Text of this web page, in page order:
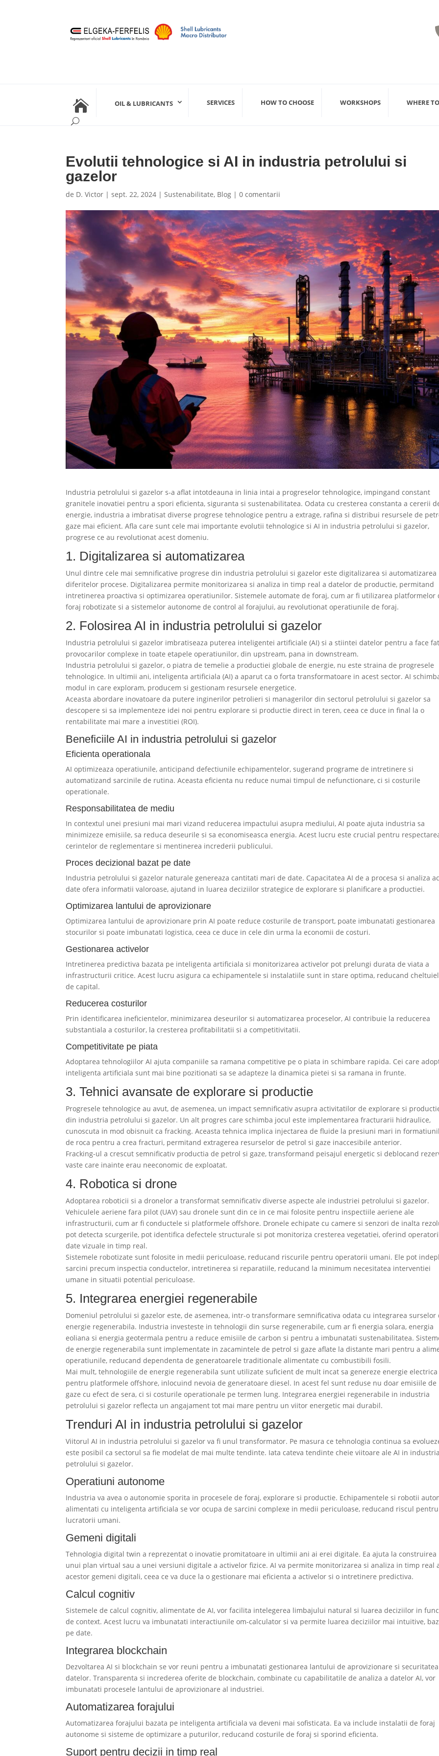
 OIL & LUBRICANTS SERVICES HOW TO CHOOSE WORKSHOPS WHERE
Evolutii tehnologice si AI in industria petrolului si
gazelor
de D. Victor |sept. 22, 2024 |Sustenabilitate, Blog |0 comentarii
Industria petrolului si gazelor s-a aflat intotdeauna in linia intai a progreselor tehnologice, impingand constant
granitele inovatiei pentru a spori eficienta, siguranta si sustenabilitatea. Odata cu cresterea constanta a cererii
energie, industria a imbratisat diverse progrese tehnologice pentru a extrage, rafina si distribui resursele de
gaze mai eficient. Afla care sunt cele mai importante evolutii tehnologice si AI in industria petrolului si gazelor,
progrese ce au revolutionat acest domeniu.
1. Digitalizarea si automatizarea
Unul dintre cele mai semnificative progrese din industria petrolului si gazelor este digitalizarea si automatizarea
diferitelor procese. Digitalizarea permite monitorizarea si analiza in timp real a datelor de productie, permitand
intretinerea proactiva si optimizarea operatiunilor. Sistemele automate de foraj, cum ar fi utilizarea platformelor
foraj robotizate si a sistemelor autonome de control al forajului, au revolutionat operatiunile de foraj.
2. Folosirea AI in industria petrolului si gazelor
Industria petrolului si gazelor imbratiseaza puterea inteligentei artificiale (AI) si a stiintei datelor pentru a face
provocarilor complexe in toate etapele operatiunilor, din upstream, pana in downstream.
Industria petrolului si gazelor, o piatra de temelie a productiei globale de energie, nu este straina de progresele
tehnologice. In ultimii ani, inteligenta artificiala (AI) a aparut ca o forta transformatoare in acest sector. AI
modul in care exploram, producem si gestionam resursele energetice.
Aceasta abordare inovatoare da putere inginerilor petrolieri si managerilor din sectorul petrolului si gazelor sa
descopere si sa implementeze idei noi pentru explorare si productie direct in teren, ceea ce duce in final la o
rentabilitate mai mare a investitiei (ROI).
Beneficiile AI in industria petrolului si gazelor
Eficienta operationala
AI optimizeaza operatiunile, anticipand defectiunile echipamentelor, sugerand programe de intretinere si
automatizand sarcinile de rutina. Aceasta eficienta nu reduce numai timpul de nefunctionare, ci si costurile
operationale.
Responsabilitatea de mediu
In contextul unei presiuni mai mari vizand reducerea impactului asupra mediului, AI poate ajuta industria sa
minimizeze emisiile, sa reduca deseurile si sa economiseasca energia. Acest lucru este crucial pentru
cerintelor de reglementare si mentinerea increderii publicului.
Proces decizional bazat pe date
Industria petrolului si gazelor naturale genereaza cantitati mari de date. Capacitatea AI de a procesa si analiza
date ofera informatii valoroase, ajutand in luarea deciziilor strategice de explorare si planificare a productiei.
Optimizarea lantului de aprovizionare
Optimizarea lantului de aprovizionare prin AI poate reduce costurile de transport, poate imbunatati gestionarea
stocurilor si poate imbunatati logistica, ceea ce duce in cele din urma la economii de costuri.
Gestionarea activelor
Intretinerea predictiva bazata pe inteligenta artificiala si monitorizarea activelor pot prelungi durata de viata a
infrastructurii critice. Acest lucru asigura ca echipamentele si instalatiile sunt in stare optima, reducand
de capital.
Reducerea costurilor
Prin identificarea ineficientelor, minimizarea deseurilor si automatizarea proceselor, AI contribuie la reducerea
substantiala a costurilor, la cresterea profitabilitatii si a competitivitatii.
Competitivitate pe piata
Adoptarea tehnologiilor AI ajuta companiile sa ramana competitive pe o piata in schimbare rapida. Cei care
inteligenta artificiala sunt mai bine pozitionati sa se adapteze la dinamica pietei si sa ramana in frunte.
3. Tehnici avansate de explorare si productie
Progresele tehnologice au avut, de asemenea, un impact semnificativ asupra activitatilor de explorare si
din industria petrolului si gazelor. Un alt progres care schimba jocul este implementarea fracturarii hidraulice,
cunoscuta in mod obisnuit ca fracking. Aceasta tehnica implica injectarea de fluide la presiuni mari in
de roca pentru a crea fracturi, permitand extragerea resurselor de petrol si gaze inaccesibile anterior.
Fracking-ul a crescut semnificativ productia de petrol si gaze, transformand peisajul energetic si deblocand
vaste care inainte erau neeconomic de exploatat.
4. Robotica si drone
Adoptarea roboticii si a dronelor a transformat semnificativ diverse aspecte ale industriei petrolului si gazelor.
Vehiculele aeriene fara pilot (UAV) sau dronele sunt din ce in ce mai folosite pentru inspectiile aeriene ale
infrastructurii, cum ar fi conductele si platformele offshore. Dronele echipate cu camere si senzori de inalta
pot detecta scurgerile, pot identifica defectele structurale si pot monitoriza cresterea vegetatiei, oferind
date vizuale in timp real.
Sistemele robotizate sunt folosite in medii periculoase, reducand riscurile pentru operatorii umani. Ele pot
sarcini precum inspectia conductelor, intretinerea si reparatiile, reducand la minimum necesitatea interventiei
umane in situatii potential periculoase.
5. Integrarea energiei regenerabile
Domeniul petrolului si gazelor este, de asemenea, intr-o transformare semnificativa odata cu integrarea surselor
energie regenerabila. Industria investeste in tehnologii din surse regenerabile, cum ar fi energia solara, energia
eoliana si energia geotermala pentru a reduce emisiile de carbon si pentru a imbunatati sustenabilitatea.
de energie regenerabila sunt implementate in zacamintele de petrol si gaze aflate la distante mari pentru a
operatiunile, reducand dependenta de generatoarele traditionale alimentate cu combustibili fosili.
Mai mult, tehnologiile de energie regenerabila sunt utilizate suficient de mult incat sa genereze energie electrica
pentru platformele offshore, inlocuind nevoia de generatoare diesel. In acest fel sunt reduse nu doar emisiile de
gaze cu efect de sera, ci si costurile operationale pe termen lung. Integrarea energiei regenerabile in industria
petrolului si gazelor reflecta un angajament tot mai mare pentru un viitor energetic mai durabil.
Trenduri AI in industria petrolului si gazelor
Viitorul AI in industria petrolului si gazelor va fi unul transformator. Pe masura ce tehnologia continua sa
este posibil ca sectorul sa fie modelat de mai multe tendinte. Iata cateva tendinte cheie viitoare ale AI in industria
petrolului si gazelor.
Operatiuni autonome
Industria va avea o autonomie sporita in procesele de foraj, explorare si productie. Echipamentele si robotii
alimentati cu inteligenta artificiala se vor ocupa de sarcini complexe in medii periculoase, reducand riscul pentru
lucratorii umani.
Gemeni digitali
Tehnologia digital twin a reprezentat o inovatie promitatoare in ultimii ani ai erei digitale. Ea ajuta la construirea
unui plan virtual sau a unei versiuni digitale a activelor fizice. AI va permite monitorizarea si analiza in timp real
acestor gemeni digitali, ceea ce va duce la o gestionare mai eficienta a activelor si o intretinere predictiva.
Calcul cognitiv
Sistemele de calcul cognitiv, alimentate de AI, vor facilita intelegerea limbajului natural si luarea deciziilor in
de context. Acest lucru va imbunatati interactiunile om-calculator si va permite luarea deciziilor mai intuitive,
pe date.
Integrarea blockchain
Dezvoltarea AI si blockchain se vor reuni pentru a imbunatati gestionarea lantului de aprovizionare si securitatea
datelor. Transparenta si increderea oferite de blockchain, combinate cu capabilitatile de analiza a datelor AI, vor
imbunatati procesele lantului de aprovizionare al industriei.
Automatizarea forajului
Automatizarea forajului bazata pe inteligenta artificiala va deveni mai sofisticata. Ea va include instalatii de foraj
autonome si sisteme de optimizare a puturilor, reducand costurile de foraj si sporind eficienta.
Suport pentru decizii in timp real